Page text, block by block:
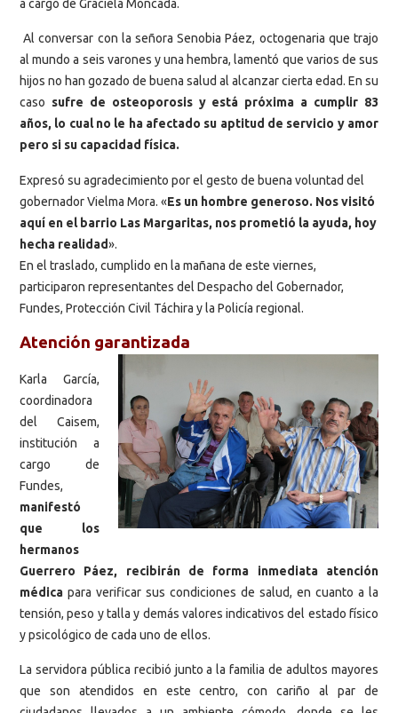
a cargo de Graciela Moncada.
Al conversar con la señora Senobia Páez, octogenaria que trajo
al mundo a seis varones y una hembra, lamentó que varios de sus
hijos no han gozado de buena salud al alcanzar cierta edad. En su
caso sufre de osteoporosis y está próxima a cumplir 83
años, lo cual no le ha afectado su aptitud de servicio y amor
pero si su capacidad física.
Expresó su agradecimiento por el gesto de buena voluntad del
gobernador Vielma Mora. «Es un hombre generoso. Nos visitó
aquí en el barrio Las Margaritas, nos prometió la ayuda, hoy
hecha realidad».
En el traslado, cumplido en la mañana de este viernes,
participaron representantes del Despacho del Gobernador,
Fundes, Protección Civil Táchira y la Policía regional.
Atención garantizada
Karla García,
coordinadora
del Caisem,
institución a
cargo de
Fundes,
manifestó
que los
hermanos
Guerrero Páez, recibirán de forma inmediata atención
médica para verificar sus condiciones de salud, en cuanto a la
tensión, peso y talla y demás valores indicativos del estado físico
y psicológico de cada uno de ellos.
La servidora pública recibió junto a la familia de adultos mayores
que son atendidos en este centro, con cariño al par de